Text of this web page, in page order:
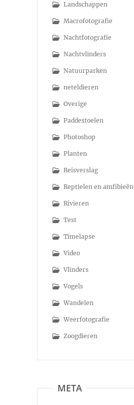
Landschappen
Macrofotografie
Nachtfotografie
Nachtvlinders
Natuurparken
neteldieren
Overige
Paddestoelen
Photoshop
Planten
Reisverslag
Reptielen en amfibieën
Rivieren
Test
Timelapse
Video
Vlinders
Vogels
Wandelen
Weerfotografie
Zoogdieren
META